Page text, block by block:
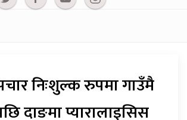
निःशुल्क रुपमा गाउँमै
दाङमा प्यारालाइसिस